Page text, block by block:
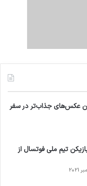
تیم ملی فوتسال از